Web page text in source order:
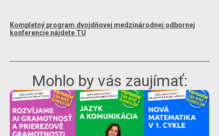
Kompletný program dvojdňovej medzinárodnej odbornej
konferencie nájdete TU
Mohlo by vás zaujímať: